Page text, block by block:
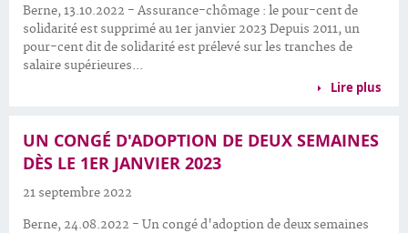
Berne, 13.10.2022 - Assurance-chômage : le pour-cent de
solidarité est supprimé au 1er janvier 2023 Depuis 2011, un
pour-cent dit de solidarité est prélevé sur les tranches de
salaire supérieures...
Lire plus
UN CONGÉ D'ADOPTION DE DEUX SEMAINES
DÈS LE 1ER JANVIER 2023
21 septembre 2022
Berne, 24.08.2022 - Un congé d'adoption de deux semaines